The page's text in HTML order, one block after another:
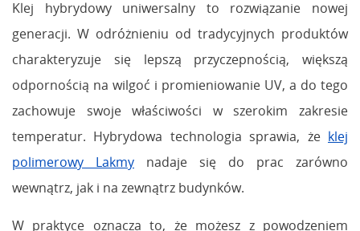
Klej hybrydowy uniwersalny to rozwiązanie nowej
generacji. W odróżnieniu od tradycyjnych produktów
charakteryzuje się lepszą przyczepnością, większą
odpornością na wilgoć i promieniowanie UV, a do tego
zachowuje swoje właściwości w szerokim zakresie
temperatur. Hybrydowa technologia sprawia, że klej
polimerowy Lakmy nadaje się do prac zarówno
wewnątrz, jak i na zewnątrz budynków.
W praktyce oznacza to, że możesz z powodzeniem